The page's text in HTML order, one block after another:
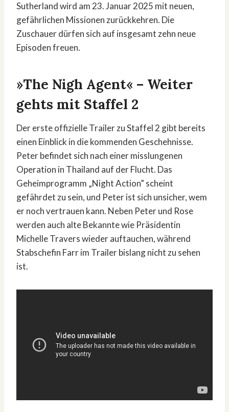
Sutherland wird am 23. Januar 2025 mit neuen,
gefährlichen Missionen zurückkehren. Die
Zuschauer dürfen sich auf insgesamt zehn neue
Episoden freuen.
»The Nigh Agent« – Weiter
gehts mit Staffel 2
Der erste offizielle Trailer zu Staffel 2 gibt bereits
einen Einblick in die kommenden Geschehnisse.
Peter befindet sich nach einer misslungenen
Operation in Thailand auf der Flucht. Das
Geheimprogramm „Night Action” scheint
gefährdet zu sein, und Peter ist sich unsicher, wem
er noch vertrauen kann. Neben Peter und Rose
werden auch alte Bekannte wie Präsidentin
Michelle Travers wieder auftauchen, während
Stabschefin Farr im Trailer bislang nicht zu sehen
ist.